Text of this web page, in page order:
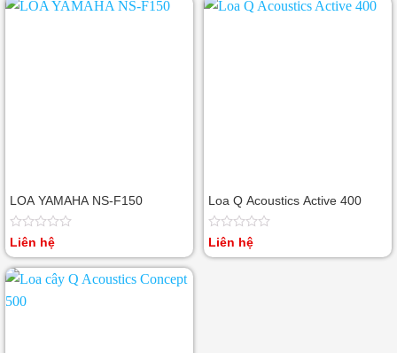
0
LOA YAMAHA NS-F150
Được
hạng
0
sao
Liên hệ
Loa Q Acoustics Active 400
Được
Liên hệ